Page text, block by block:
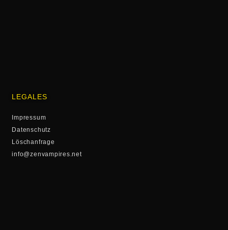
LEGALES
Impressum
Datenschutz
Löschanfrage
info@zenvampires.net